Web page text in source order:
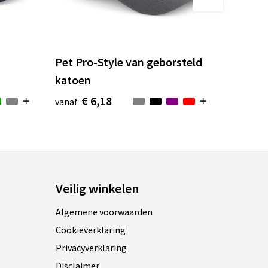
Pet Pro-Style van geborsteld
katoen
vanaf € 6,18
Veilig winkelen
Algemene voorwaarden
Cookieverklaring
Privacyverklaring